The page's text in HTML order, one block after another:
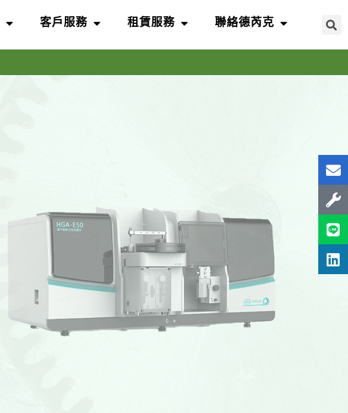
客戶服務 租賃服務 聯絡德芮克